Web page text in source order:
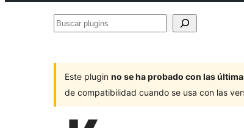
Buscar
Este plugin no se ha probado con las
de compatibilidad cuando se usa con las